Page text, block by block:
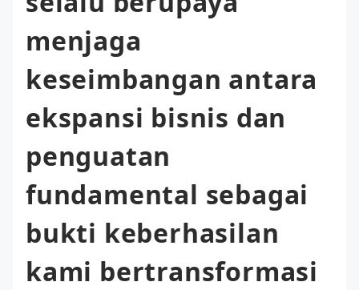
menjaga
keseimbangan antara
ekspansi bisnis dan
penguatan
fundamental sebagai
bukti keberhasilan
kami bertransformasi